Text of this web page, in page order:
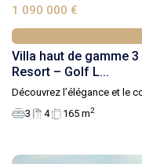
1 090 000 €
Villa haut de gamme
Resort – Golf L...
Découvrez l’élégance et le
3
4 165 m2